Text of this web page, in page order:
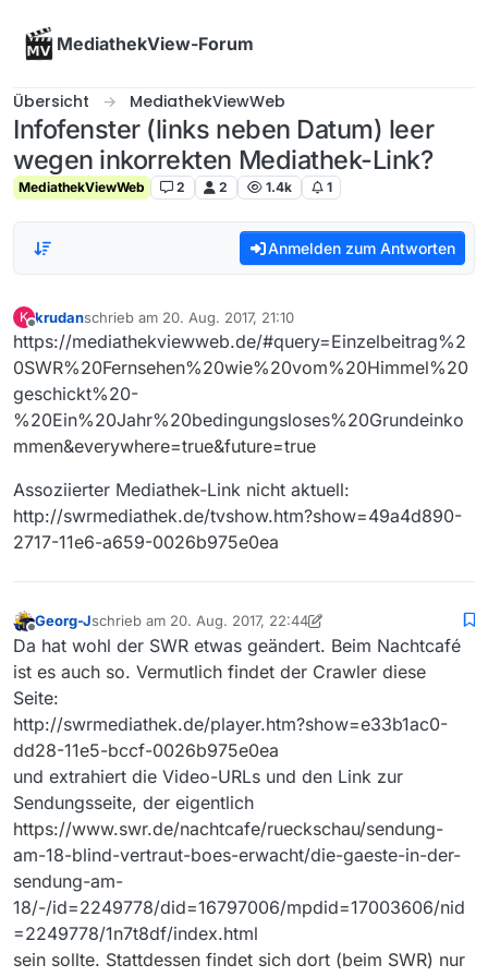
MediathekView-Forum
Übersicht MediathekViewWeb
Infofenster (links neben Datum) leer
wegen inkorrekten Mediathek-Link?
MediathekViewWeb 2 2 1.4k 1
Anmelden zum Antworten
K
Offline
krudanschrieb am 20. Aug. 2017, 21:10
zuletzt editiert von
https://mediathekviewweb.de/#query=Einzelbeitrag%2
0SWR%20Fernsehen%20wie%20vom%20Himmel%20
geschickt%20-
%20Ein%20Jahr%20bedingungsloses%20Grundeinko
mmen&everywhere=true&future=true
Assoziierter Mediathek-Link nicht aktuell:
http://swrmediathek.de/tvshow.htm?show=49a4d890-
2717-11e6-a659-0026b975e0ea
Offline
Georg-Jschrieb am 20. Aug. 2017, 22:44
zuletzt editiert von Georg-J
Da hat wohl der SWR etwas geändert. Beim Nachtcafé
ist es auch so. Vermutlich findet der Crawler diese
Seite:
http://swrmediathek.de/player.htm?show=e33b1ac0-
dd28-11e5-bccf-0026b975e0ea
und extrahiert die Video-URLs und den Link zur
Sendungsseite, der eigentlich
https://www.swr.de/nachtcafe/rueckschau/sendung-
am-18-blind-vertraut-boes-erwacht/die-gaeste-in-der-
sendung-am-
18/-/id=2249778/did=16797006/mpdid=17003606/nid
=2249778/1n7t8df/index.html
sein sollte. Stattdessen findet sich dort (beim SWR) nur